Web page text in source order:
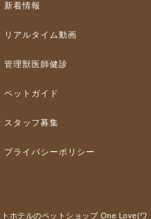
新着情報
リアルタイム動画
管理獣医師健診
ペットガイド
スタッフ募集
プライバシーポリシー
ホテルのペットショップ One Love(ワ